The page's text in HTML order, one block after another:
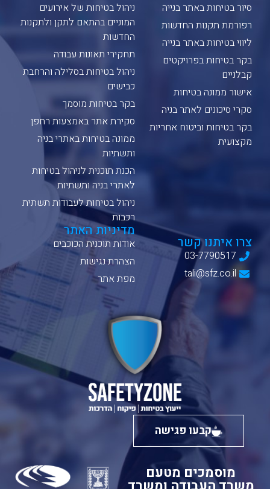
ניהול בטיחות של אירועים
המוניים בהתאם לתקן ולתקנות
החדשות
תחקירי תאונות עבודה
ניהול בטיחות בסלילה והרחבת
כבישים
בקר בטיחות מוסמך
סקירת אתר באמצעות רחפן
ממונה בטיחות באתרי בניה
ותשתיות
הכנת תוכנית לניהול בטיחות
לאתרי בניה ותשתיות
ניהול בטיחות לעבודות תשתית
רכבות
סיור בטיחות באתר בנייה
רפורמת תקנות החדשות
ליווי בטיחות באתר בנייה
בקר בטיחות בפרויקטים
קבלניים
אישור ממונה בטיחות
סקרי סיכונים לאתר בניה
בקר בטיחות וביטוח אחריות
מקצועית
מדיניות האתר
אודות תוכנית הכוכבים
הצהרת נגישות
מפת אתר
צרו איתנו קשר
03-7790517
tali@sfz.co.il
קבעו פגישה
מוסמכים מטעם